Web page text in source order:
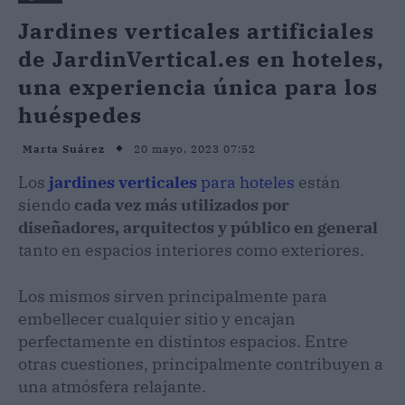
Jardines verticales artificiales
de JardinVertical.es en hoteles,
una experiencia única para los
huéspedes
Marta Suárez 20 mayo, 2023 07:52
Los jardines verticales para hoteles están
siendo cada vez más utilizados por
diseñadores, arquitectos y público en general
tanto en espacios interiores como exteriores.
Los mismos sirven principalmente para
embellecer cualquier sitio y encajan
perfectamente en distintos espacios. Entre
otras cuestiones, principalmente contribuyen a
una atmósfera relajante.